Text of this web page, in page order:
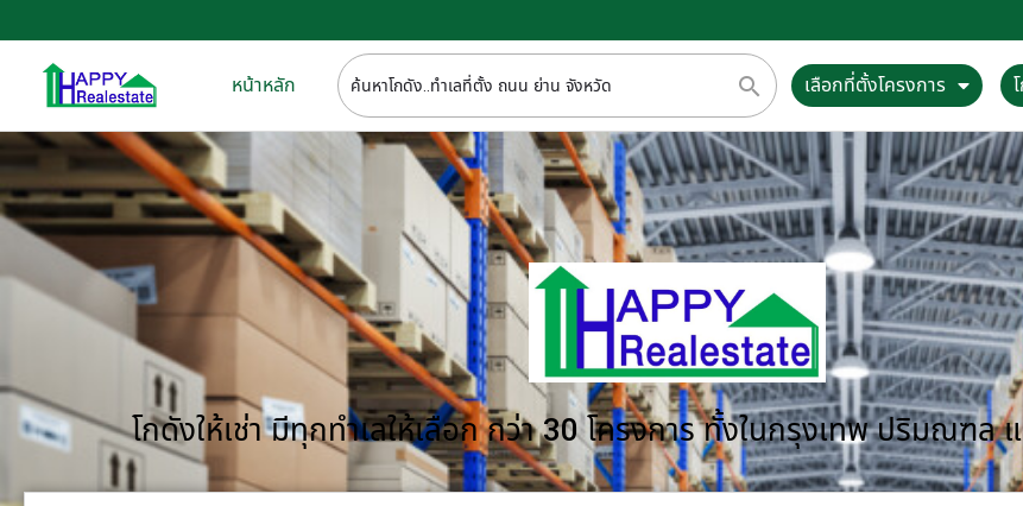
หน้าหลัก เลือกที่ตั้งโครงการ
โกดังให้เช่า มีทุกทำเลให้เลือก กว่า 30 โครงการ ทั้งในกรุงเทพ ปริมณฑล